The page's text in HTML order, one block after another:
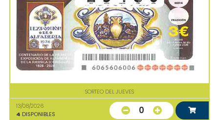
SORTEO DEL JUEVES
13/08/2026
4 DISPONIBLES 0